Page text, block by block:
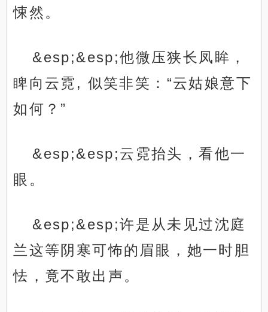
悚然。
&esp;&esp;他微压狭长凤眸，
睥向云霓, 似笑非笑：“云姑娘意下
如何？”
&esp;&esp;云霓抬头，看他一
眼。
&esp;&esp;许是从未见过沈庭
兰这等阴寒可怖的眉眼，她一时胆
怯，竟不敢出声。